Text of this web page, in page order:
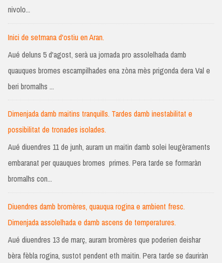
nivolo...
Inici de setmana d'ostiu en Aran.
Aué deluns 5 d'agost, serà ua jornada pro assolelhada damb
quauques bromes escampilhades ena zòna mès prigonda dera Val e
beri bromalhs ...
Dimenjada damb maitins tranquills. Tardes damb inestabilitat e
possibilitat de tronades isolades.
Aué diuendres 11 de junh, auram un maitin damb solei leugèraments
embaranat per quauques bromes primes. Pera tarde se formaràn
bromalhs con...
Diuendres damb bromères, quauqua rogina e ambient fresc.
Dimenjada assolelhada e damb ascens de temperatures.
Aué diuendres 13 de març, auram bromères que poderien deishar
bèra fèbla rogina, sustot pendent eth maitin. Pera tarde se dauriràn